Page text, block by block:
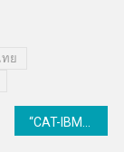
ทย